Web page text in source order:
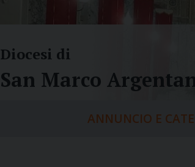
Diocesi di
San Marco
ANNUNCIO E